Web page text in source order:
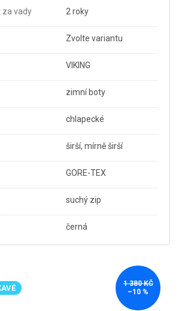
za vady 2 roky
Zvolte variantu
VIKING
zimní boty
chlapecké
širší, mírně širší
GORE-TEX
suchý zip
černá
1 380 KČ
–10 %